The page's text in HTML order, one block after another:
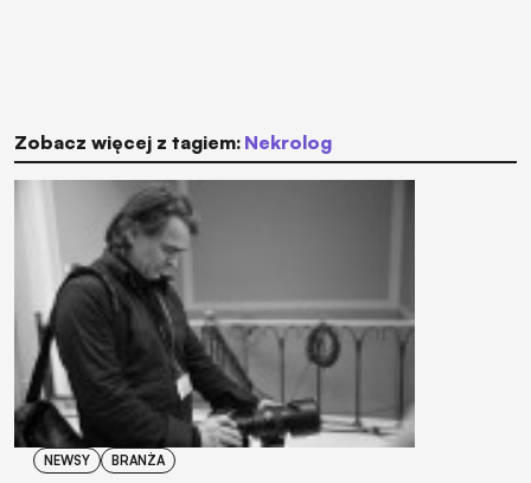
Zobacz więcej z tagiem: nekrolog
NEWSY BRANŻA